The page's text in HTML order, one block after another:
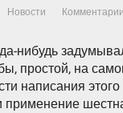
Новости
нибудь
простой, на
написания
применение